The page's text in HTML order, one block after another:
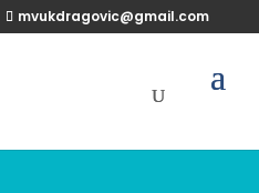
mvukdragovic@gmail.com